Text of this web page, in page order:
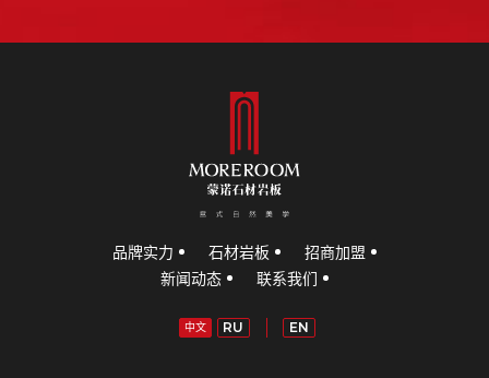
品牌实力 石材岩板
招商加盟
新闻动态
联系我们
中文 RU EN